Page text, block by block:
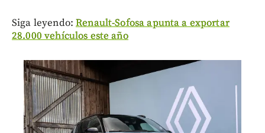
Siga leyendo:Renault-Sofosa apunta a exportar
28.000 vehículos este año